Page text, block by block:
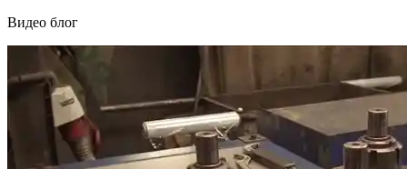
Видео блог